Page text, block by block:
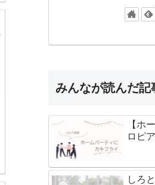
みんなが読んだ記
【ホ
ロピ
しろ